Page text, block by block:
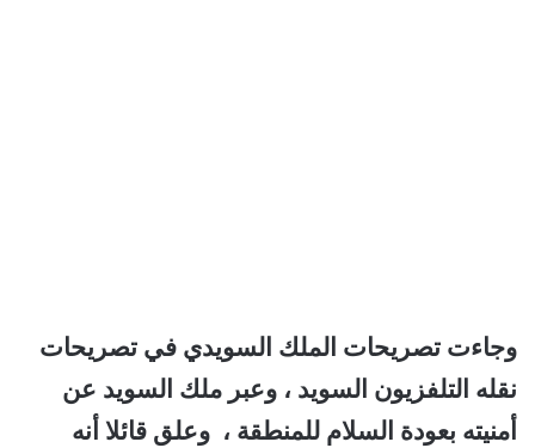
وجاءت تصريحات الملك السويدي في تصريحات
نقله التلفزيون السويد ، وعبر ملك السويد عن
أمنيته بعودة السلام للمنطقة ، وعلق قائلا أنه